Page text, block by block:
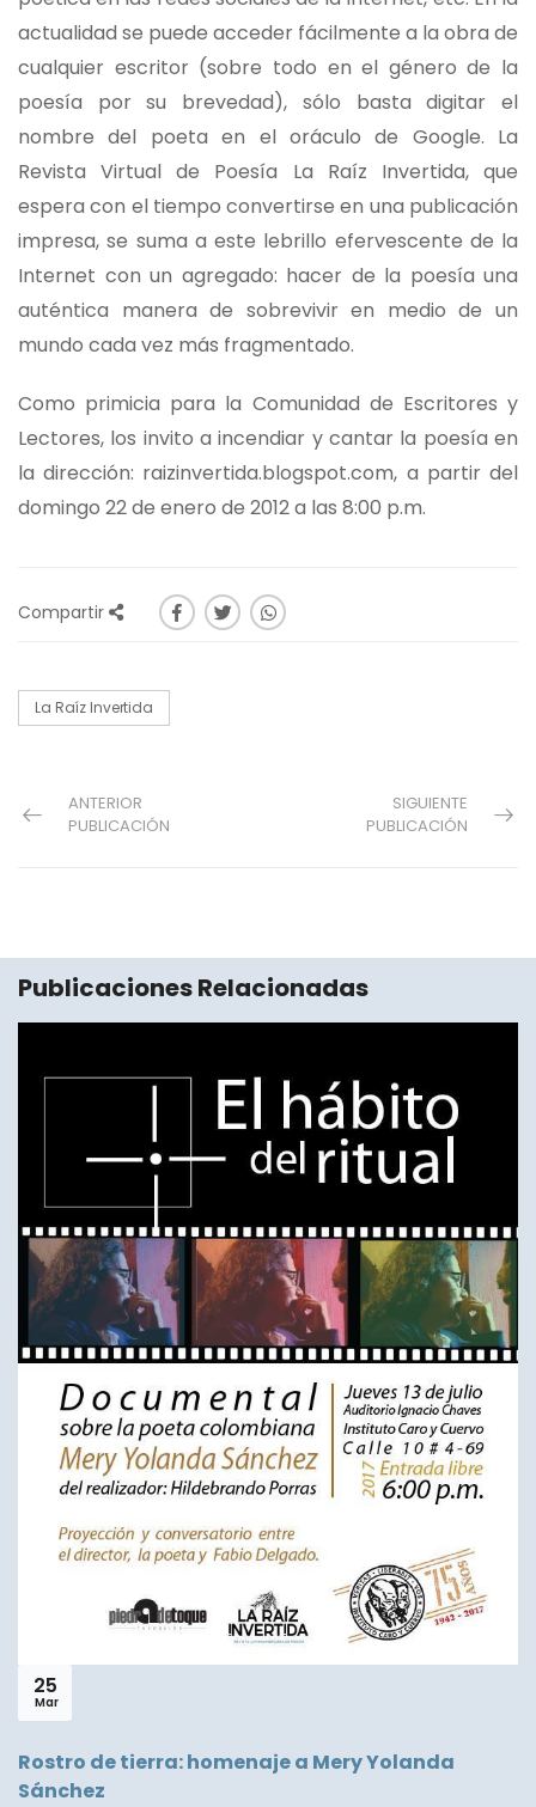
actualidad se puede acceder fácilmente a la obra de
cualquier escritor (sobre todo en el género de la
poesía por su brevedad), sólo basta digitar el
nombre del poeta en el oráculo de Google. La
Revista Virtual de Poesía La Raíz Invertida, que
espera con el tiempo convertirse en una publicación
impresa, se suma a este lebrillo efervescente de la
Internet con un agregado: hacer de la poesía una
auténtica manera de sobrevivir en medio de un
mundo cada vez más fragmentado.
Como primicia para la Comunidad de Escritores y
Lectores, los invito a incendiar y cantar la poesía en
la dirección: raizinvertida.blogspot.com, a partir del
domingo 22 de enero de 2012 a las 8:00 p.m.
Compartir
La Raíz Invertida
ANTERIOR
PUBLICACIÓN
SIGUIENTE
PUBLICACIÓN
Publicaciones Relacionadas
25
Mar
Rostro de tierra: homenaje a Mery Yolanda
Sánchez